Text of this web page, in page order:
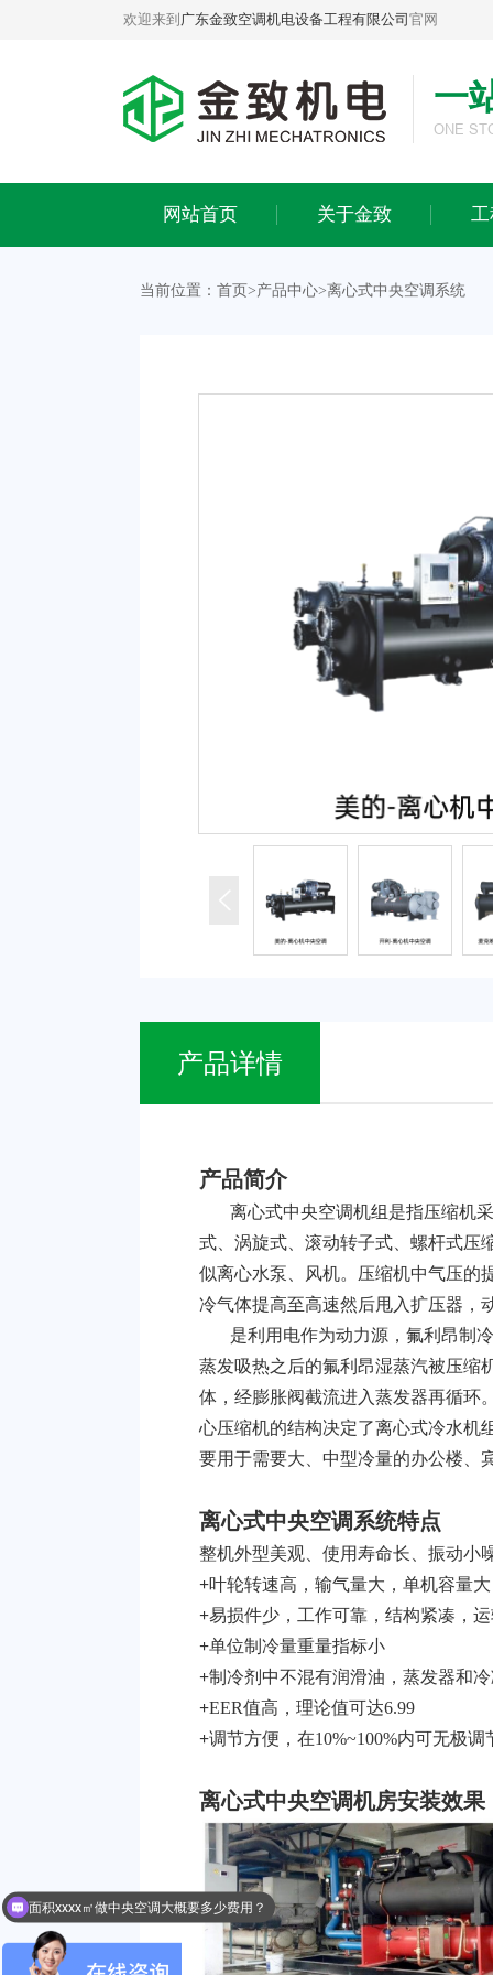
欢迎来到 广东金致空调机电设备工程有限公司 官网
一
ONE
网站首页 关于金致
关于金致
企业文化
工程案例
商业办公工程案例
当前位置： 首页 >产品中心>离心式中央空调系统
产品详情
产品简介
离心式中央空调机组是指压缩机采
式、涡旋式、滚动转子式、螺杆式压
似离心水泵、风机。压缩机中气压的
冷气体提高至高速然后甩入扩压器，
是利用电作为动力源，氟利昂制冷
蒸发吸热之后的氟利昂湿蒸汽被压缩
体，经膨胀阀截流进入蒸发器再循
心压缩机的结构决定了离心式冷水机
要用于需要大、中型冷量的办公楼、
离心式中央空调系统特点
整机外型美观、使用寿命长、振动小
+叶轮转速高，输气量大，单机容量大
+易损件少，工作可靠，结构紧凑，
+单位制冷量重量指标小
+制冷剂中不混有润滑油，蒸发器和
+EER值高，理论值可达6.99
+调节方便，在10%~100%内可无极调
离心式中央空调机房安装效果
我的工厂车间用什么样的中央空调好？
面积xxxx㎡做中央空调大概要多少费用？